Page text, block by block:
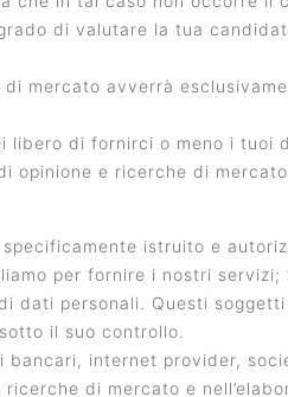
di valutare la tua
mercato avverrà
di fornirci o meno i tuoi
e ricerche di
istruito e
per fornire i nostri
personali. Questi
il suo controllo.
internet provider,
di mercato e